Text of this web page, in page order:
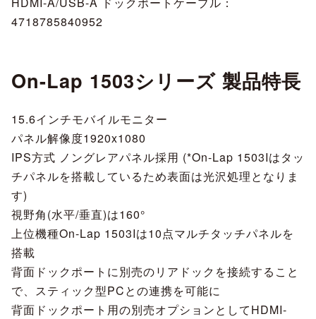
4718785840952
On-Lap 1503シリーズ 製品特長
15.6インチモバイルモニター
パネル解像度1920x1080
IPS方式 ノングレアパネル採用 (*On-Lap 1503Iはタッ
チパネルを搭載しているため表面は光沢処理となりま
す)
視野角(水平/垂直)は160°
上位機種On-Lap 1503Iは10点マルチタッチパネルを
搭載
背面ドックポートに別売のリアドックを接続すること
で、スティック型PCとの連携を可能に
背面ドックポート用の別売オプションとしてHDMI-